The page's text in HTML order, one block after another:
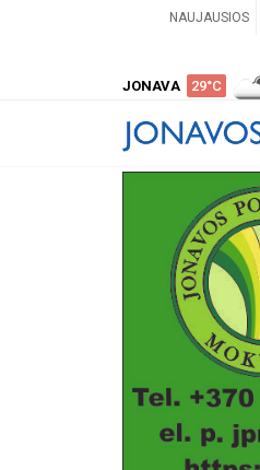
NAUJAUSIOS
JONAVA 29°C